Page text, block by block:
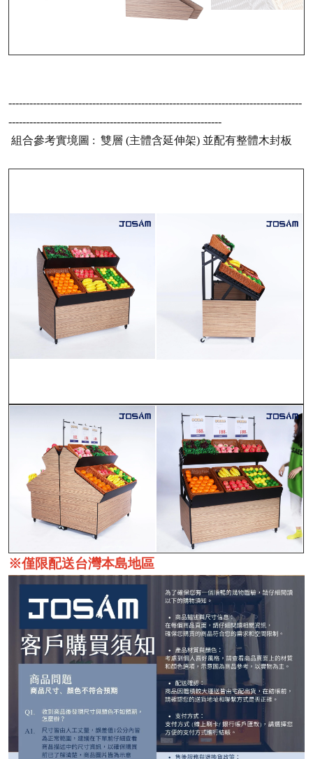
------------------------------------------------------------------------------------
-------------------------------------------------------------
組合參考實境圖 : 雙層 (主體含延伸架) 並配有整體木封板
※僅限配送台灣本島地區